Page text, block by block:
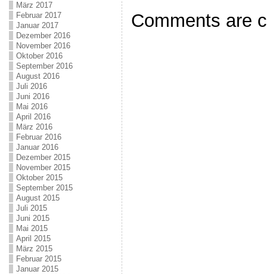
März 2017
Februar 2017
Januar 2017
Dezember 2016
November 2016
Oktober 2016
September 2016
August 2016
Juli 2016
Juni 2016
Mai 2016
April 2016
März 2016
Februar 2016
Januar 2016
Dezember 2015
November 2015
Oktober 2015
September 2015
August 2015
Juli 2015
Juni 2015
Mai 2015
April 2015
März 2015
Februar 2015
Januar 2015
Comments are